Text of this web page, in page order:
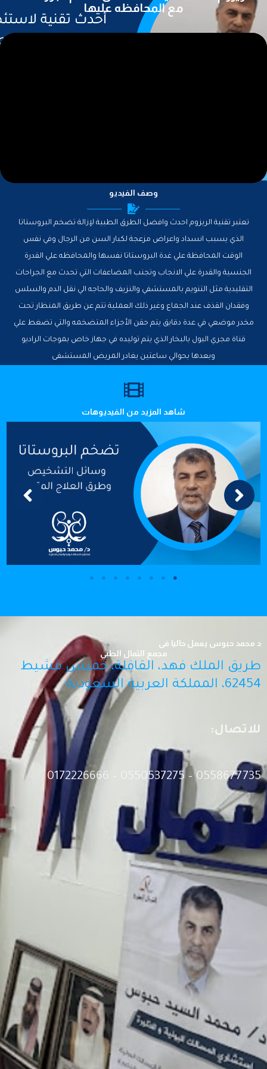
مع المحافظه عليها
وصف الفيديو
تعتبر تقنية الريزوم احدث وافضل الطرق الطبية لإزالة تضخم البروستاتا
الذي يسبب انسداد واعراض مزعجة لكبار السن من الرجال وفي نفس
الوقت المحافظة علي غدة البروستاتا نفسها والمحافظه علي القدرة
الجنسية والقدرة علي الانجاب وتجنب المضاعفات التي تحدث مع الجراحات
التقليدية مثل التنويم بالمستشفي والنزيف والحاجه الي نقل الدم والسلس
وفقدان القذف عند الجماع وغير ذلك العملية تتم عن طريق المنظار تحت
مخدر موضعي في عدة دقايق يتم حقن الأجزاء المتضخمه والتي تضغط علي
قناة مجري البول بالبخار الذي يتم توليده في جهاز خاص بموجات الراديو
وبعدها بحوالي ساعتين يغادر المريض المستشفى
شاهد المزيد من الفيديوهات
د محمد حبوس يعمل حاليا فى
مجمع الثمال الطبي
طريق الملك فهد، القافلة، خميس مشيط
62454، المملكة العربية السعودية
للاتصال:
0558677735 – 0550537275 – 0172226666